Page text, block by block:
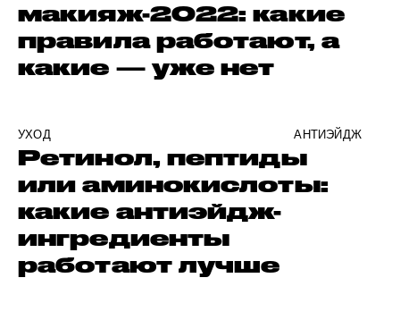
макияж-2022: какие
правила работают, а
какие — уже нет
УХОД АНТИЭЙДЖ
Ретинол, пептиды
или аминокислоты:
какие антиэйдж-
ингредиенты
работают лучше